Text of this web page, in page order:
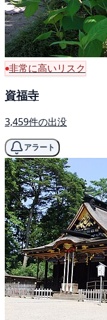
非常に高いリスク
資福寺
3,459件の出没
アラート